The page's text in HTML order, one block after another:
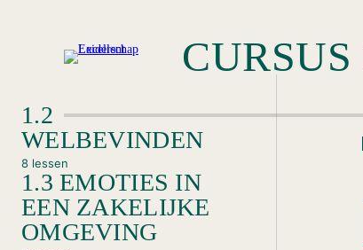
1.2
WELBEVINDEN
De beste manier om een nieuwe
gewoonte aan te leren
Inleiding van module 1.2
8 lessen
1.3 EMOTIES IN
EEN ZAKELIJKE
OMGEVING